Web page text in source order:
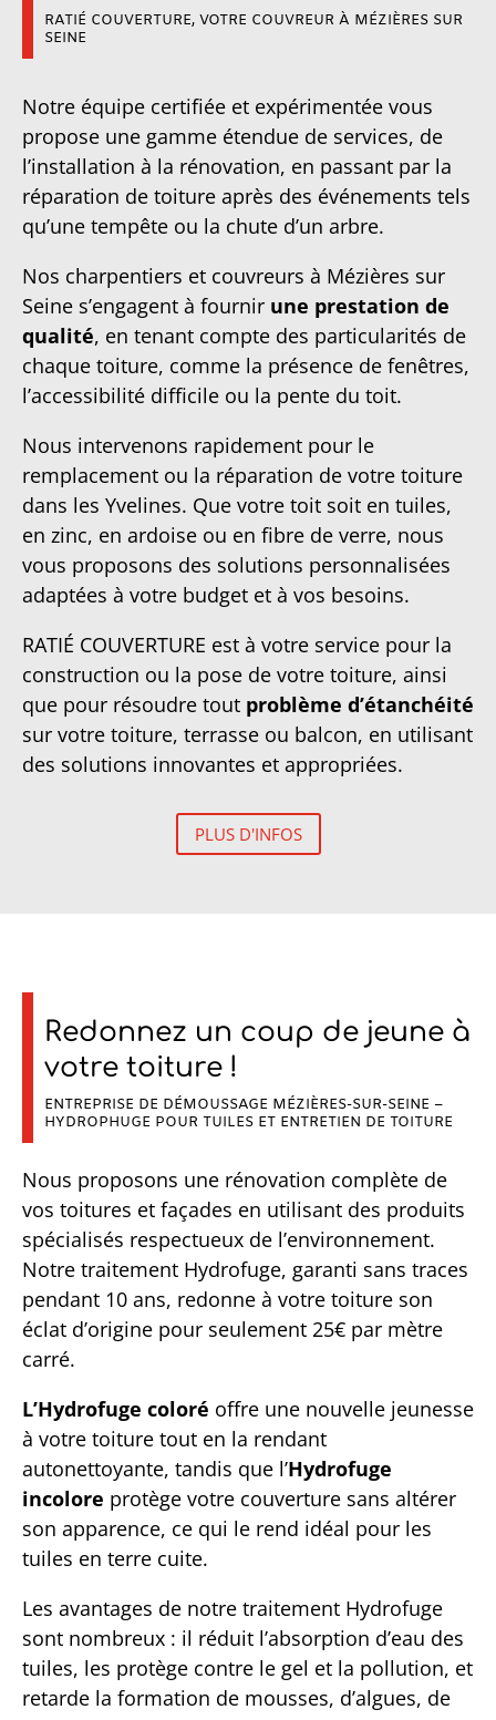
RATIÉ COUVERTURE, VOTRE COUVREUR À MÉZIÈRES SUR
SEINE
Notre équipe certifiée et expérimentée vous
propose une gamme étendue de services, de
l’installation à la rénovation, en passant par la
réparation de toiture après des événements tels
qu’une tempête ou la chute d’un arbre.
Nos charpentiers et couvreurs à Mézières sur
Seine s’engagent à fournir une prestation de
qualité, en tenant compte des particularités de
chaque toiture, comme la présence de fenêtres,
l’accessibilité difficile ou la pente du toit.
Nous intervenons rapidement pour le
remplacement ou la réparation de votre toiture
dans les Yvelines. Que votre toit soit en tuiles,
en zinc, en ardoise ou en fibre de verre, nous
vous proposons des solutions personnalisées
adaptées à votre budget et à vos besoins.
RATIÉ COUVERTURE est à votre service pour la
construction ou la pose de votre toiture, ainsi
que pour résoudre tout problème d’étanchéité
sur votre toiture, terrasse ou balcon, en utilisant
des solutions innovantes et appropriées.
PLUS D'INFOS
Redonnez un coup de jeune à
votre toiture !
ENTREPRISE DE DÉMOUSSAGE MÉZIÈRES-SUR-SEINE –
HYDROPHUGE POUR TUILES ET ENTRETIEN DE TOITURE
Nous proposons une rénovation complète de
vos toitures et façades en utilisant des produits
spécialisés respectueux de l’environnement.
Notre traitement Hydrofuge, garanti sans traces
pendant 10 ans, redonne à votre toiture son
éclat d’origine pour seulement 25€ par mètre
carré.
L’Hydrofuge coloré offre une nouvelle jeunesse
à votre toiture tout en la rendant
autonettoyante, tandis que l’Hydrofuge
incolore protège votre couverture sans altérer
son apparence, ce qui le rend idéal pour les
tuiles en terre cuite.
Les avantages de notre traitement Hydrofuge
sont nombreux : il réduit l’absorption d’eau des
tuiles, les protège contre le gel et la pollution, et
retarde la formation de mousses, d’algues, de